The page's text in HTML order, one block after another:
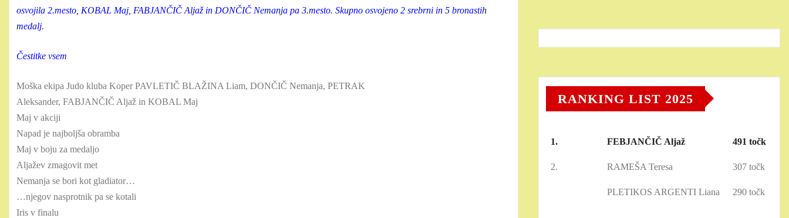
osvojila 2.mesto, KOBAL Maj, FABJANČIČ Aljaž in DONČIČ Nemanja pa 3.mesto. Skupno osvojeno 2 srebrni in 5 bronastih
medalj.
Čestitke vsem
Moška ekipa Judo kluba Koper PAVLETIČ BLAŽINA Liam, DONČIČ Nemanja, PETRAK
Aleksander, FABJANČIČ Aljaž in KOBAL Maj
Maj v akciji
Napad je najboljša obramba
Maj v boju za medaljo
Aljažev zmagovit met
Nemanja se bori kot gladiator…
…njegov nasprotnik pa se kotali
Iris v finalu
RANKING LIST 2025
1. FEBJANČIČ Aljaž 491 točk
2. RAMEŠA Teresa 307 točk
PLETIKOS ARGENTI Liana 290 točk